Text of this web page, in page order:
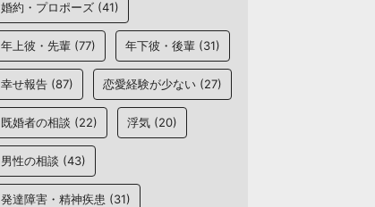
婚約・プロポーズ (41)
年上彼・先輩 (77) 年下彼・後輩 (31)
幸せ報告 (87) 恋愛経験が少ない (27)
既婚者の相談 (22) 浮気 (20)
男性の相談 (43)
発達障害・精神疾患 (31)